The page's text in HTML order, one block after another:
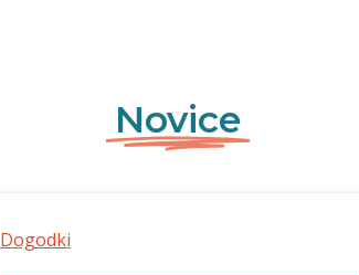
Novice
Dogodki